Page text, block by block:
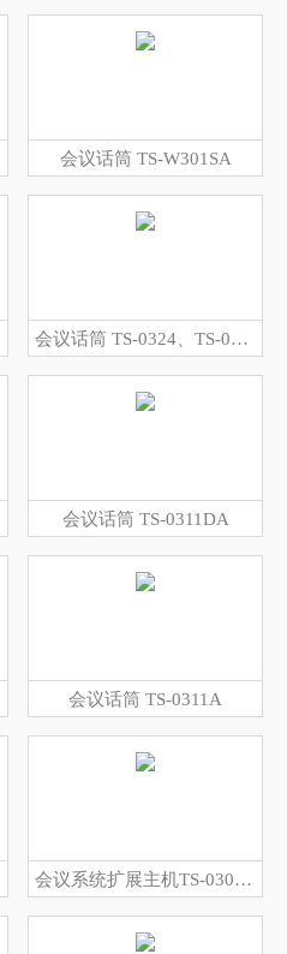
会议话筒 TS-W301SA
会议话筒 TS-0324、TS-0324A
会议话筒 TS-0311DA
会议话筒 TS-0311A
会议系统扩展主机TS-0300ME